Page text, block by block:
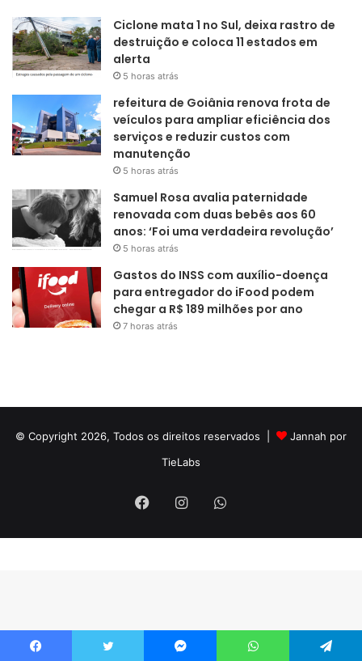
Ciclone mata 1 no Sul, deixa rastro de
destruição e coloca 11 estados em
alerta
5 horas atrás
refeitura de Goiânia renova frota de
veículos para ampliar eficiência dos
serviços e reduzir custos com
manutenção
5 horas atrás
Samuel Rosa avalia paternidade
renovada com duas bebês aos 60
anos: ‘Foi uma verdadeira revolução’
5 horas atrás
Gastos do INSS com auxílio-doença
para entregador do iFood podem
chegar a R$ 189 milhões por ano
7 horas atrás
© Copyright 2026, Todos os direitos reservados |
Jannah por
TieLabs
FacebookInstagramWhatsApp